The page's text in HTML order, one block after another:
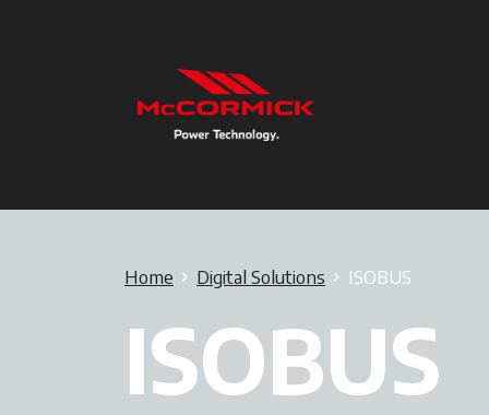
Home Digital Solutions ISOBUS
ISOBUS